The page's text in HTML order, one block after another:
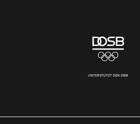
UNTERSTÜTZT DEN DBB